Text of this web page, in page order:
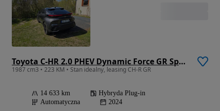
Toyota C-HR 2.0 PHEV Dynamic Force GR Sport
1987 cm3 • 223 KM • Stan idealny, leasing CH-R GR
14 633 km
Hybryda Plug-in
Automatyczna
2024